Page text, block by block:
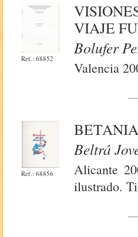
Ref.: 68852
VIAJE
Bolufer
Valencia
Ref.: 68856
Beltrá
Alicante
ilustrado.